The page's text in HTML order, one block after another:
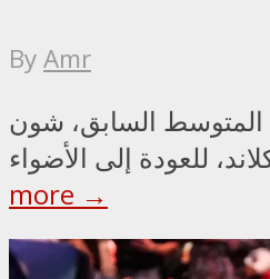
ByAmr
السابق، شون
more →